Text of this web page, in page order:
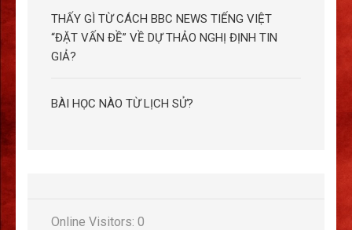
THẤY GÌ TỪ CÁCH BBC NEWS TIẾNG VIỆT
“ĐẶT VẤN ĐỀ” VỀ DỰ THẢO NGHỊ ĐỊNH TIN
GIẢ?
BÀI HỌC NÀO TỪ LỊCH SỬ?
Online Visitors: 0